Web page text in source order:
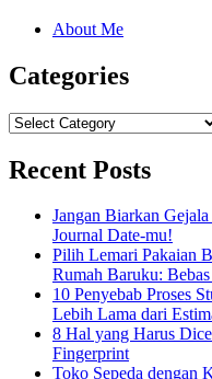
About Me
Categories
Categories
Recent Posts
Jangan Biarkan
Journal Date-mu!
Pilih Lemari Pakaian
Rumah Baruku:
10 Penyebab Proses
Lebih Lama dari
8 Hal yang Harus
Fingerprint
Toko Sepeda dengan